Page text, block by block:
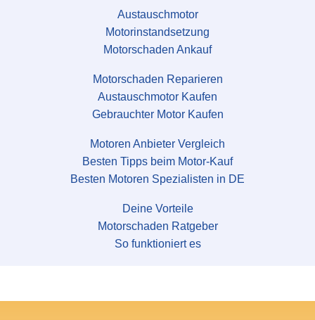
Austauschmotor
Motorinstandsetzung
Motorschaden Ankauf
Motorschaden Reparieren
Austauschmotor Kaufen
Gebrauchter Motor Kaufen
Motoren Anbieter Vergleich
Besten Tipps beim Motor-Kauf
Besten Motoren Spezialisten in DE
Deine Vorteile
Motorschaden Ratgeber
So funktioniert es